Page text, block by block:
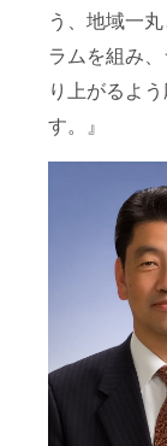
う、地域一
ラムを組み
り上がるよ
す。』